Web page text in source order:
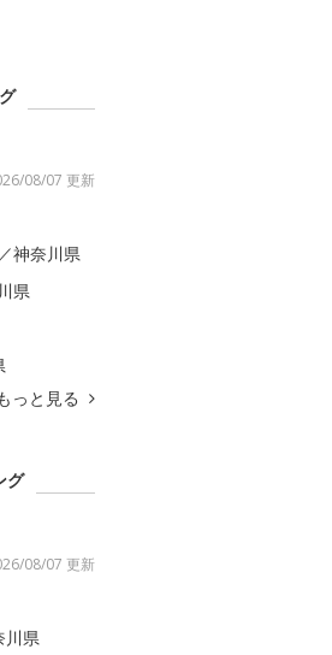
08/07 更新
神奈川県
県
っと見る
グ
08/07 更新
川県